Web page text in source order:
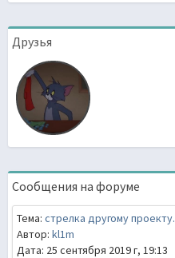
Друзья
Сообщения на форуме
Тема: стрелка другому проекту.
Автор: kl1m
Дата: 25 сентября 2019 г, 19:13